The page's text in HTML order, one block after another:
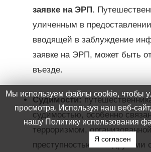
заявке на ЭРП.
уличенным в
вводящей в заблуждение
заявке на ЭРП, может быть
въезде.
Судимости:
судимостью, особенно
терроризмом, организованной
преступностью или другими
Мы используем файлы cookie, чтобы
просмотра. Используя наш веб-
нашу Политику использования
Я согласен